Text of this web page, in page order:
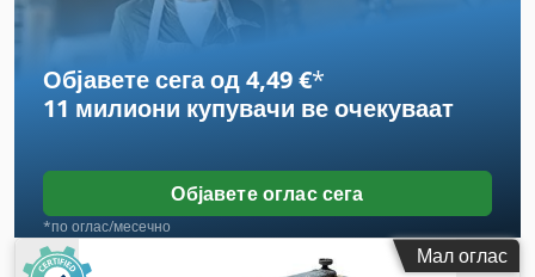
Објавете сега од 4,49 €*
11 милиони купувачи ве очекуваат
Објавете оглас сега
*по оглас/месечно
Мал оглас